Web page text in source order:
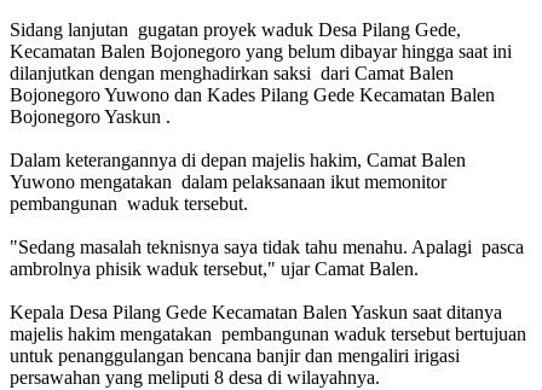
Sidang lanjutan gugatan proyek waduk Desa Pilang Gede,
Kecamatan Balen Bojonegoro yang belum dibayar hingga saat ini
dilanjutkan dengan menghadirkan saksi dari Camat Balen
Bojonegoro Yuwono dan Kades Pilang Gede Kecamatan Balen
Bojonegoro Yaskun .
Dalam keterangannya di depan majelis hakim, Camat Balen
Yuwono mengatakan dalam pelaksanaan ikut memonitor
pembangunan waduk tersebut.
"Sedang masalah teknisnya saya tidak tahu menahu. Apalagi pasca
ambrolnya phisik waduk tersebut," ujar Camat Balen.
Kepala Desa Pilang Gede Kecamatan Balen Yaskun saat ditanya
majelis hakim mengatakan pembangunan waduk tersebut bertujuan
untuk penanggulangan bencana banjir dan mengaliri irigasi
persawahan yang meliputi 8 desa di wilayahnya.